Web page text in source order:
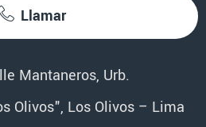
Llamar
Mantaneros, Urb.
Olivos", Los Olivos – Lima